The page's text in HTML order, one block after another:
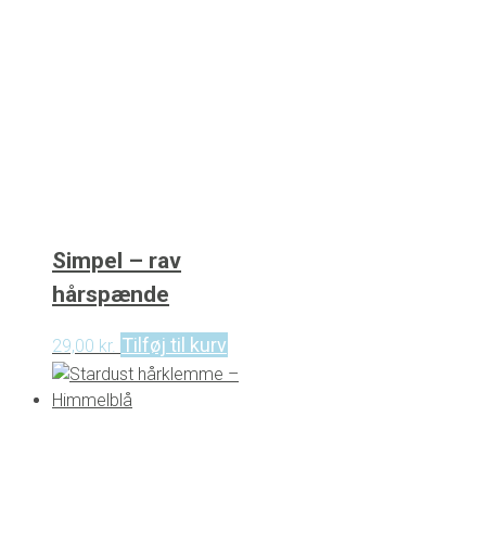
Simpel – rav
hårspænde
29,00 kr. Tilføj til kurv